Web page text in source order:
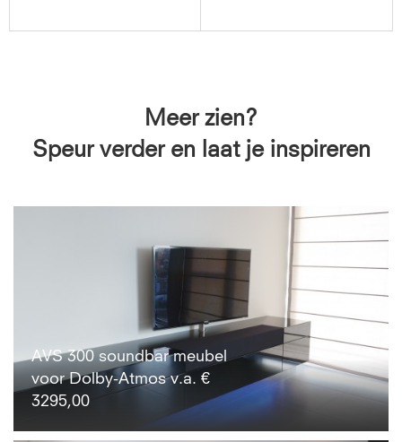
Meer zien?
Speur verder en laat je inspireren
AVS 300 soundbar meubel
voor Dolby-Atmos v.a. €
3295,00